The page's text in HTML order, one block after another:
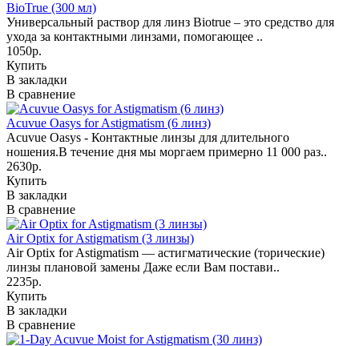
BioTrue (300 мл)
Универсальный раствор для линз Biotrue – это средство для
ухода за контактными линзами, помогающее ..
1050р.
Купить
В закладки
В сравнение
Acuvue Oasys for Astigmatism (6 линз)
Acuvue Oasys - Контактные линзы для длительного
ношения.В течение дня мы моргаем примерно 11 000 раз..
2630р.
Купить
В закладки
В сравнение
Air Optix for Astigmatism (3 линзы)
Air Optix for Astigmatism — астигматические (торические)
линзы плановой замены Даже если Вам постави..
2235р.
Купить
В закладки
В сравнение